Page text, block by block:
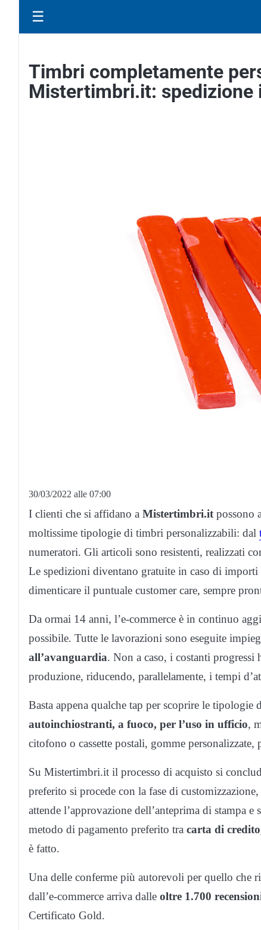
☰
Timbri completamente
Mistertimbri.it: spedizione
30/03/2022 alle 07:00
I clienti che si affidano a Mistertimbri.it possono
moltissime tipologie di timbri personalizzabili: dal
numeratori. Gli articoli sono resistenti, realizzati
Le spedizioni diventano gratuite in caso di
dimenticare il puntuale customer care, sempre
Da ormai 14 anni, l’e-commerce è in continuo
possibile. Tutte le lavorazioni sono eseguite
all’avanguardia. Non a caso, i costanti
produzione, riducendo, parallelamente, i tempi
Basta appena qualche tap per scoprire le
autoinchiostranti, a fuoco, per l’uso in ufficio,
citofono o cassette postali, gomme personalizzate,
Su Mistertimbri.it il processo di acquisto si
preferito si procede con la fase di customizzazione,
attende l’approvazione dell’anteprima di stampa
metodo di pagamento preferito tra carta di
è fatto.
Una delle conferme più autorevoli per quello che
dall’e-commerce arriva dalle oltre 1.700
Certificato Gold.